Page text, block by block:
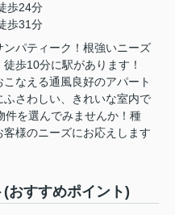
歩24分
歩31分
パティーク！根強いニーズ
歩10分に駅があります！
なえる通風良好のアパート
さわしい、きれいな室内で
件を選んでみませんか！種
様のニーズにお応えします
おすすめポイント)